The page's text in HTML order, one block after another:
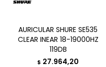
AURICULAR SHURE SE535
CLEAR INEAR 18-19000HZ
119DB
$ 27.964,20